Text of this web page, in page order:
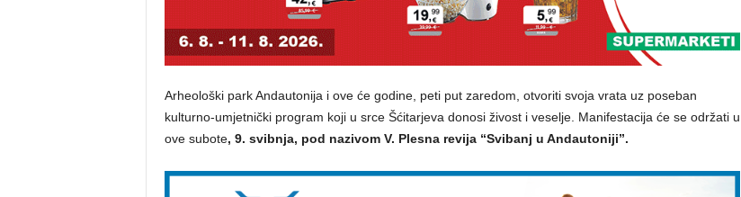
Arheološki park Andautonija i ove će godine, peti put zaredom, otvoriti svoja vrata uz poseban
kulturno-umjetnički program koji u srce Šćitarjeva donosi živost i veselje. Manifestacija će se održati u
ove subote, 9. svibnja, pod nazivom V. Plesna revija “Svibanj u Andautoniji”.